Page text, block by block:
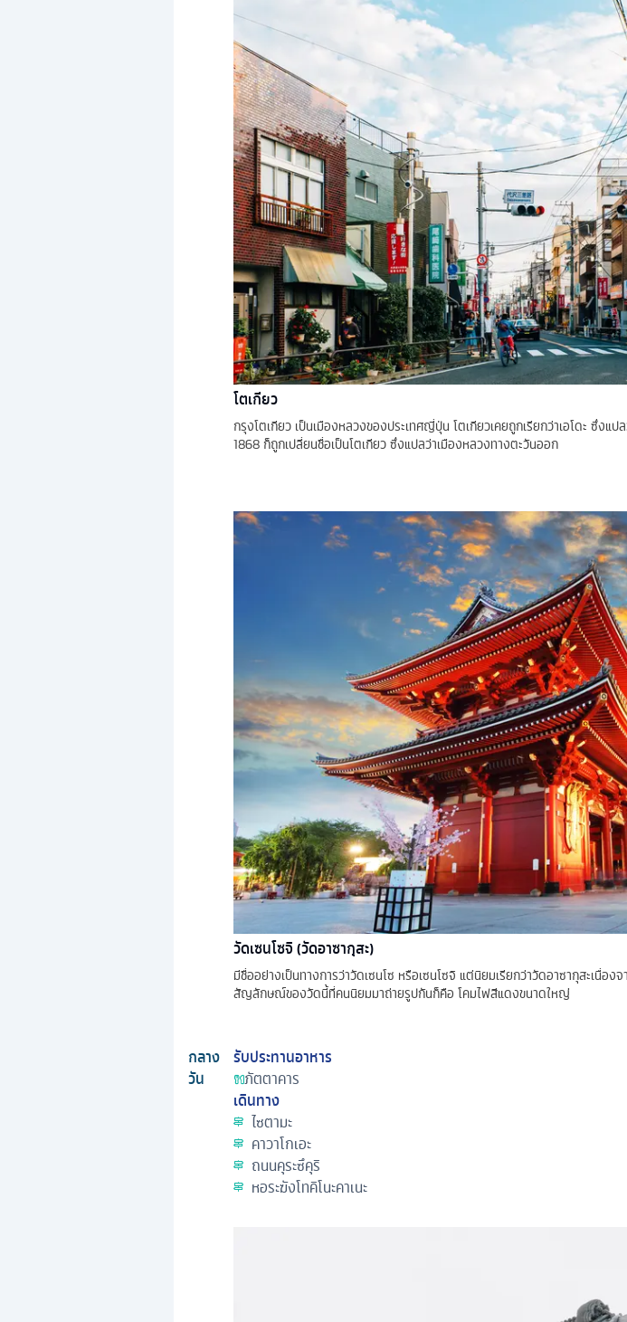
โตเกียว
กรุงโตเกียว เป็นเมืองหลวงของประเทศญี่ปุ่น โตเกียวเคยถูกเรียกว่าเอโดะ ซึ่งแ
1868 ก็ถูกเปลี่ยนชื่อเป็นโตเกียว ซึ่งแปลว่าเมืองหลวงทางตะวันออก
วัดเซนโซจิ (วัดอาซากุสะ)
มีชื่ออย่างเป็นทางการว่าวัดเซนโซ หรือเซนโซจิ แต่นิยมเรียกว่าวัดอาซากุสะเนื่อ
สัญลักษณ์ของวัดนี้ที่คนนิยมมาถ่ายรูปกันก็คือ โคมไฟสีแดงขนาดใหญ่
กลาง
วัน
รับประทานอาหาร
ภัตตาคาร
เดินทาง
ไซตามะ
คาวาโกเอะ
ถนนคุระซึคุริ
หอระฆังโทคิโนะคาเนะ